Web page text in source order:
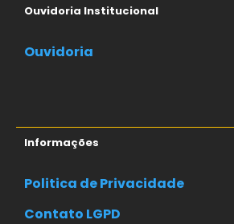
Ouvidoria Institucional
Ouvidoria
Informações
Politica de Privacidade
Contato LGPD